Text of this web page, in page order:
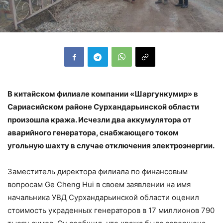
В китайском филиале компании «Шаргункумир» в
Сариасийском районе Сурхандарьинской области
произошла кража. Исчезли два аккумулятора от
аварийного генератора, снабжающего током
угольную шахту в случае отключения электроэнергии.
Заместитель директора филиала по финансовым
вопросам Ge Cheng Hui в своем заявлении на имя
начальника УВД Сурхандарьинской области оценил
стоимость украденных генераторов в 17 миллионов 790